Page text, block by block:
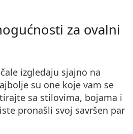
za ovalni
izgledaju sjajno na
su one koje vam se
sa stilovima, bojama i
pronašli svoj savršen par